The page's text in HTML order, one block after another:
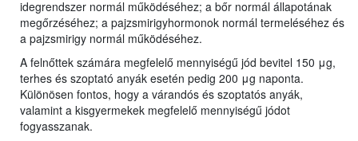
idegrendszer normál működéséhez; a bőr normál állapotának
megőrzéséhez; a pajzsmirigyhormonok normál termeléséhez és
a pajzsmirigy normál működéséhez.
A felnőttek számára megfelelő mennyiségű jód bevitel 150 μg,
terhes és szoptató anyák esetén pedig 200 μg naponta.
Különösen fontos, hogy a várandós és szoptatós anyák,
valamint a kisgyermekek megfelelő mennyiségű jódot
fogyasszanak.